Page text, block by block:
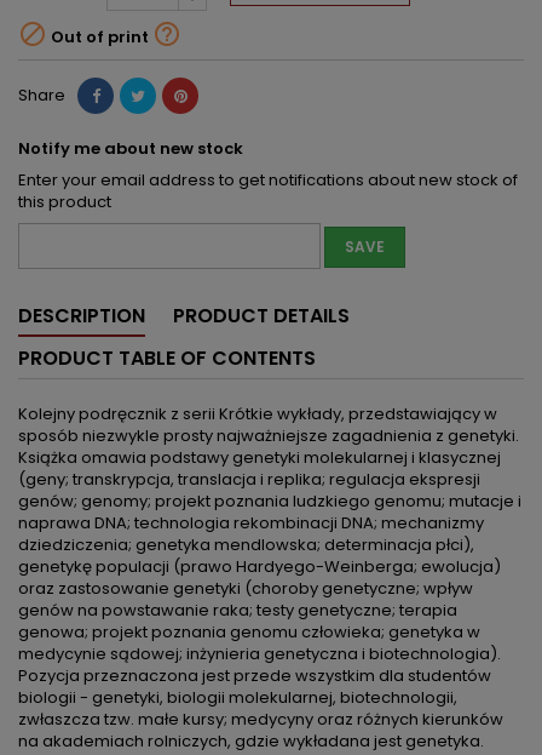
 Out of print 
Share
Notify me about new stock
Enter your email address to get notifications about new stock of
this product
SAVE
DESCRIPTION
PRODUCT DETAILS
PRODUCT TABLE OF CONTENTS
Kolejny podręcznik z serii Krótkie wykłady, przedstawiający w
sposób niezwykle prosty najważniejsze zagadnienia z genetyki.
Książka omawia podstawy genetyki molekularnej i klasycznej
(geny; transkrypcja, translacja i replika; regulacja ekspresji
genów; genomy; projekt poznania ludzkiego genomu; mutacje i
naprawa DNA; technologia rekombinacji DNA; mechanizmy
dziedziczenia; genetyka mendlowska; determinacja płci),
genetykę populacji (prawo Hardyego-Weinberga; ewolucja)
oraz zastosowanie genetyki (choroby genetyczne; wpływ
genów na powstawanie raka; testy genetyczne; terapia
genowa; projekt poznania genomu człowieka; genetyka w
medycynie sądowej; inżynieria genetyczna i biotechnologia).
Pozycja przeznaczona jest przede wszystkim dla studentów
biologii - genetyki, biologii molekularnej, biotechnologii,
zwłaszcza tzw. małe kursy; medycyny oraz różnych kierunków
na akademiach rolniczych, gdzie wykładana jest genetyka.